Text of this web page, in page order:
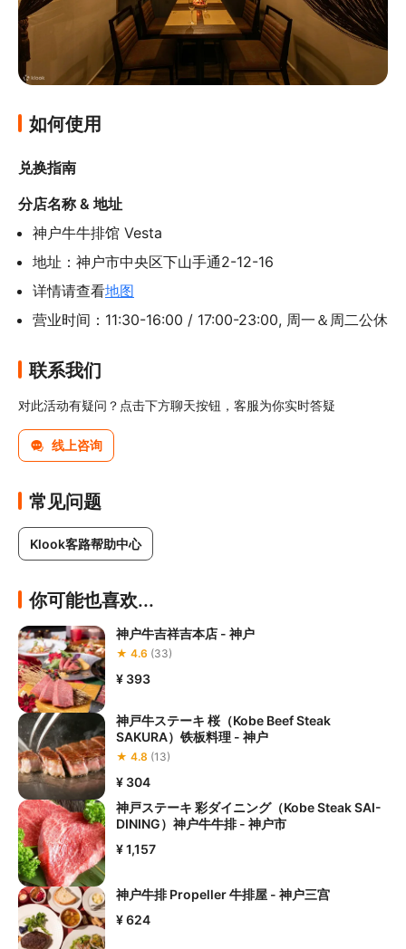
如何使用
兑换指南
分店名称 & 地址
神户牛牛排馆 Vesta
地址：神户市中央区下山手通2-12-16
详情请查看地图
营业时间：11:30-16:00 / 17:00-23:00, 周一＆周二公休
联系我们
对此活动有疑问？点击下方聊天按钮，客服为你实时答疑
线上咨询
常见问题
Klook客路帮助中心
你可能也喜欢...
神户牛吉祥吉本店 - 神户
★ 4.6 (33)
¥ 393
神戸牛ステーキ 桜（Kobe Beef Steak
SAKURA）铁板料理 - 神户
★ 4.8 (13)
¥ 304
神戸ステーキ 彩ダイニング（Kobe Steak SAI-
DINING）神户牛牛排 - 神户市
¥ 1,157
神户牛排 Propeller 牛排屋 - 神户三宫
¥ 624